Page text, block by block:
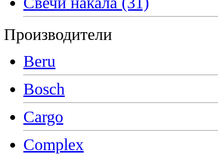
Производители
Beru
Bosch
Cargo
Complex